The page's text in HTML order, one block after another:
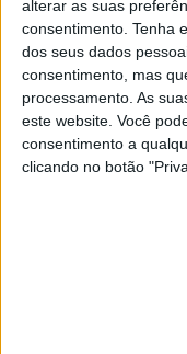
alterar as suas
consentimento. Tenha
dos seus dados
consentimento, mas
processamento. As
este website. Você
consentimento a
clicando no botão
100% elétrico em
Parque de Ciências
Universitário
postos de
máxima de 75 kWh.